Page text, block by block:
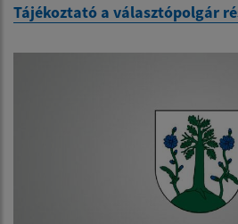
Tájékoztató a választópolgár